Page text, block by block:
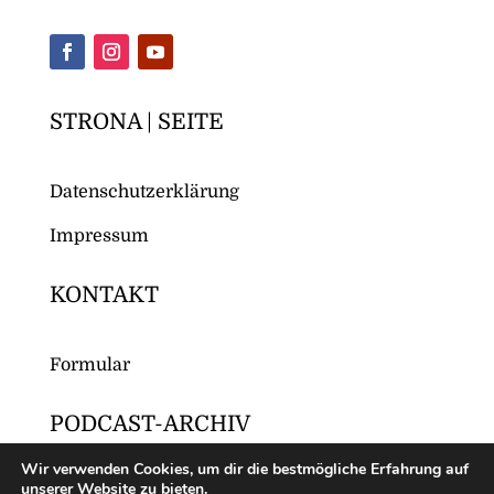
STRONA | SEITE
Datenschutzerklärung
Impressum
KONTAKT
Formular
PODCAST-ARCHIV
Wir verwenden Cookies, um dir die bestmögliche Erfahrung auf
unserer Website zu bieten.